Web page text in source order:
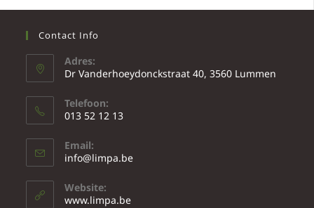
Contact Info
Adres:
Dr Vanderhoeydonckstraat 40, 3560 Lummen
Telefoon:
013 52 12 13
Email:
info@limpa.be
Website:
www.limpa.be